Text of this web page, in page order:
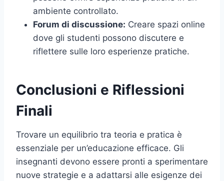
ambiente controllato.
Forum di discussione: Creare spazi online
dove gli studenti possono discutere e
riflettere sulle loro esperienze pratiche.
Conclusioni e Riflessioni
Finali
Trovare un equilibrio tra teoria e pratica è
essenziale per un’educazione efficace. Gli
insegnanti devono essere pronti a sperimentare
nuove strategie e a adattarsi alle esigenze dei